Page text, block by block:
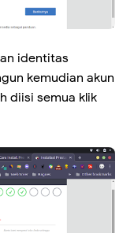
identitas
kemudian akun
diisi semua klik